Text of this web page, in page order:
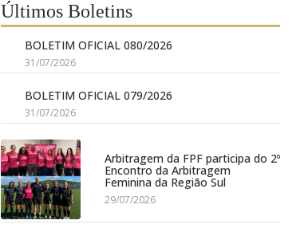
Últimos Boletins
BOLETIM OFICIAL 080/2026
31/07/2026
BOLETIM OFICIAL 079/2026
31/07/2026
Arbitragem da FPF participa do 2º
Encontro da Arbitragem
Feminina da Região Sul
29/07/2026